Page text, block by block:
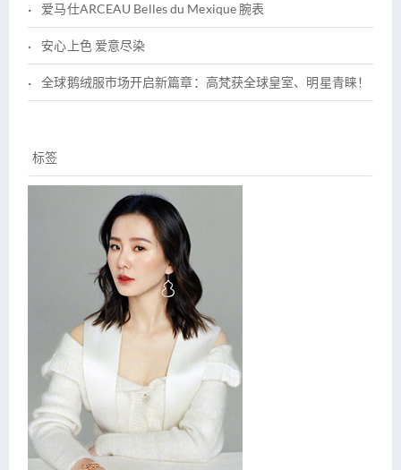
爱马仕ARCEAU Belles du Mexique 腕表
安心上色 爱意尽染
全球鹅绒服市场开启新篇章：高梵获全球皇室、明星青睐！
标签